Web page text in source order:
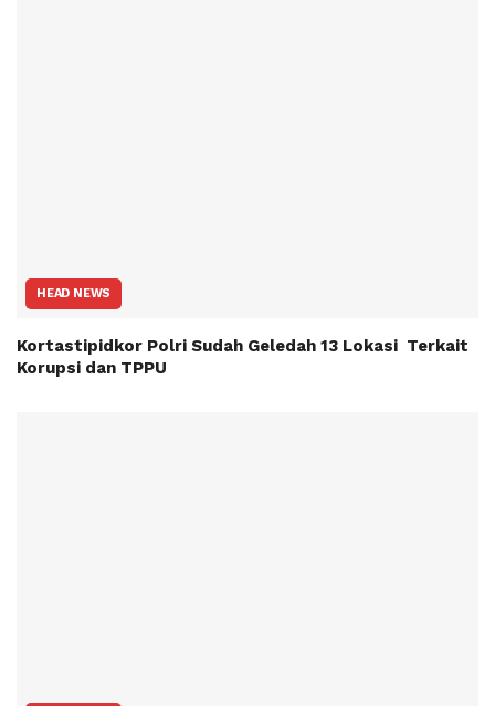
HEAD NEWS
Kortastipidkor Polri Sudah Geledah 13 Lokasi Terkait
Korupsi dan TPPU